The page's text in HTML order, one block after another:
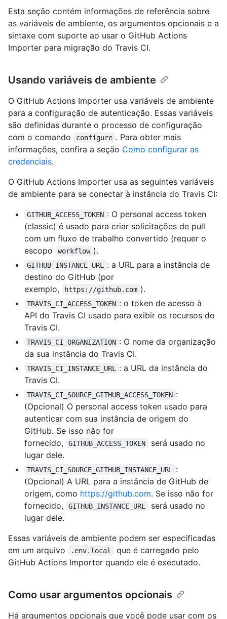
Esta seção contém informações de referência sobre
as variáveis de ambiente, os argumentos opcionais e a
sintaxe com suporte ao usar o GitHub Actions
Importer para migração do Travis CI.
Usando variáveis de ambiente
O GitHub Actions Importer usa variáveis de ambiente
para a configuração de autenticação. Essas variáveis
são definidas durante o processo de configuração
com o comando
configure . Para obter mais
informações, confira a seção Como configurar as
credenciais.
O GitHub Actions Importer usa as seguintes variáveis
de ambiente para se conectar à instância do Travis CI:
GITHUB_ACCESS_TOKEN : O personal access token
(classic) é usado para criar solicitações de pull
com um fluxo de trabalho convertido (requer o
escopo
workflow ).
GITHUB_INSTANCE_URL
: a URL para a instância de
destino do GitHub (por
exemplo,
https://github.com ).
TRAVIS_CI_ACCESS_TOKEN : o token de acesso à
API do Travis CI usado para exibir os recursos do
Travis CI.
TRAVIS_CI_ORGANIZATION : O nome da organização
da sua instância do Travis CI.
TRAVIS_CI_INSTANCE_URL
: a URL da instância do
Travis CI.
TRAVIS_CI_SOURCE_GITHUB_ACCESS_TOKEN :
(Opcional) O personal access token usado para
autenticar com sua instância de origem do
GitHub. Se isso não for
fornecido,
GITHUB_ACCESS_TOKEN
será usado no
lugar dele.
TRAVIS_CI_SOURCE_GITHUB_INSTANCE_URL
:
(Opcional) A URL para a instância de GitHub de
origem, como https://github.com. Se isso não for
fornecido,
GITHUB_INSTANCE_URL
será usado no
lugar dele.
Essas variáveis de ambiente podem ser especificadas
em um arquivo
.env.local
que é carregado pelo
GitHub Actions Importer quando ele é executado.
Como usar argumentos opcionais
Há argumentos opcionais que você pode usar com os